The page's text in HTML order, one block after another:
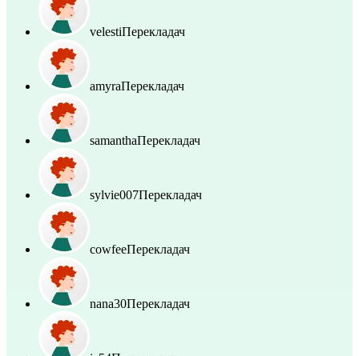
velestiПерекладач
amyraПерекладач
samanthaПерекладач
sylvie007Перекладач
cowfeeПерекладач
nana30Перекладач